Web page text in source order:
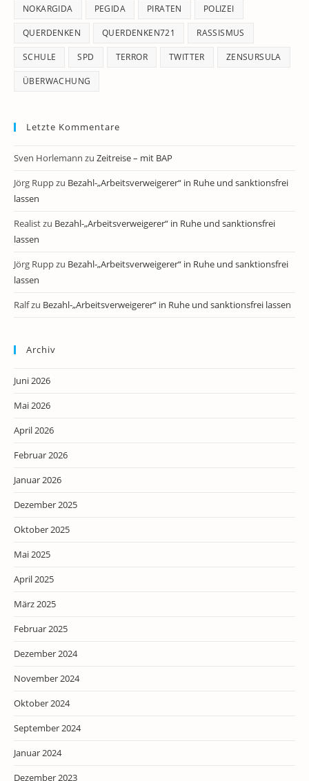
NOKARGIDA PEGIDA PIRATEN POLIZEI
QUERDENKEN QUERDENKEN721 RASSISMUS
SCHULE SPD TERROR TWITTER ZENSURSULA
ÜBERWACHUNG
Letzte Kommentare
Sven Horlemann zu Zeitreise – mit BAP
Jörg Ruppzu Bezahl-„Arbeitsverweigerer“ in Ruhe und sanktionsfrei
lassen
Realistzu Bezahl-„Arbeitsverweigerer“ in Ruhe und sanktionsfrei
lassen
Jörg Ruppzu Bezahl-„Arbeitsverweigerer“ in Ruhe und sanktionsfrei
lassen
Ralfzu Bezahl-„Arbeitsverweigerer“ in Ruhe und sanktionsfrei lassen
Archiv
Juni 2026
Mai 2026
April 2026
Februar 2026
Januar 2026
Dezember 2025
Oktober 2025
Mai 2025
April 2025
März 2025
Februar 2025
Dezember 2024
November 2024
Oktober 2024
September 2024
Januar 2024
Dezember 2023